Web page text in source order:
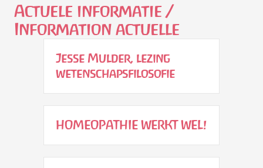
Actuele informatie /
Information actuelle
Jesse Mulder, lezing
wetenschapsfilosofie
HOMEOPATHIE WERKT WEL!